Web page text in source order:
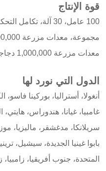
قوة الإنتاج
معدات مزرعة 1,000,000 دجاجة تكتمل في 30 يومًا
الدول التي نورد لها
أنغولا، أستراليا، بوركينا
غامبيا، غيانا، هندوراس، هايتي،
سريلانكا، مدغشقر، ماليزيا،
بابوا غينيا الجديدة، سيشيل،
المتحدة، جنوب أفريقيا، زامبيا،